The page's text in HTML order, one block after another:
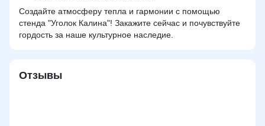
Создайте атмосферу тепла и гармонии с помощью
стенда "Уголок Калина"! Закажите сейчас и почувствуйте
гордость за наше культурное наследие.
Отзывы